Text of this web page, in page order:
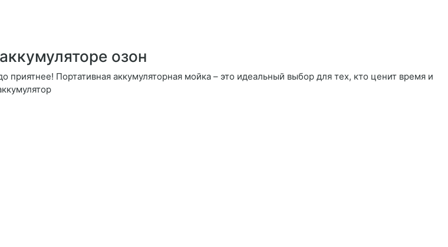
озон
Портативная аккумуляторная мойка – это идеальный выбор для тех, кто ценит время и